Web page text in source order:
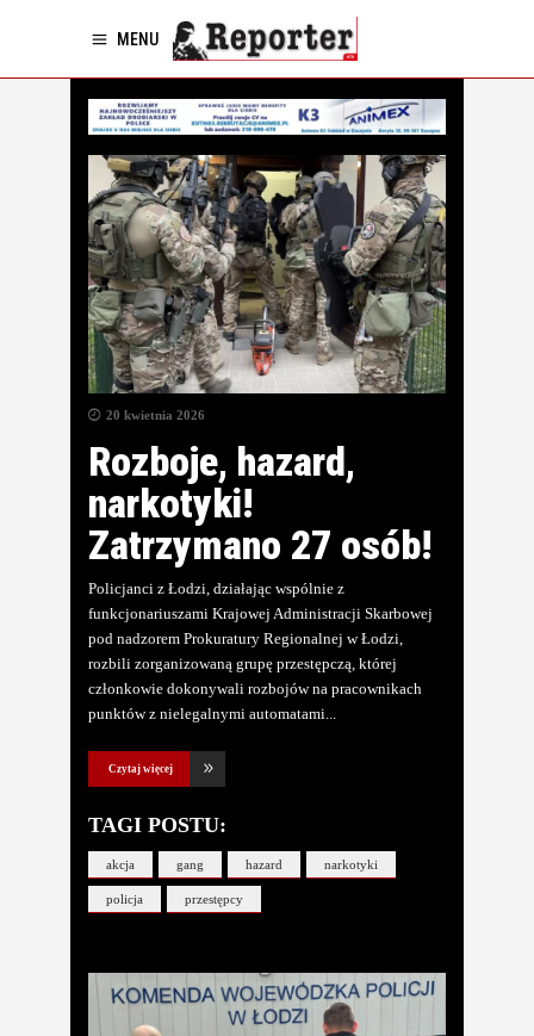
MENU
20 kwietnia 2026
Rozboje, hazard,
narkotyki!
Zatrzymano 27 osób!
Policjanci z Łodzi, działając wspólnie z
funkcjonariuszami Krajowej Administracji Skarbowej
pod nadzorem Prokuratury Regionalnej w Łodzi,
rozbili zorganizowaną grupę przestępczą, której
członkowie dokonywali rozbojów na pracownikach
punktów z nielegalnymi automatami
Czytaj więcej
TAGI POSTU:
akcja gang hazard narkotyki
policja przestępcy